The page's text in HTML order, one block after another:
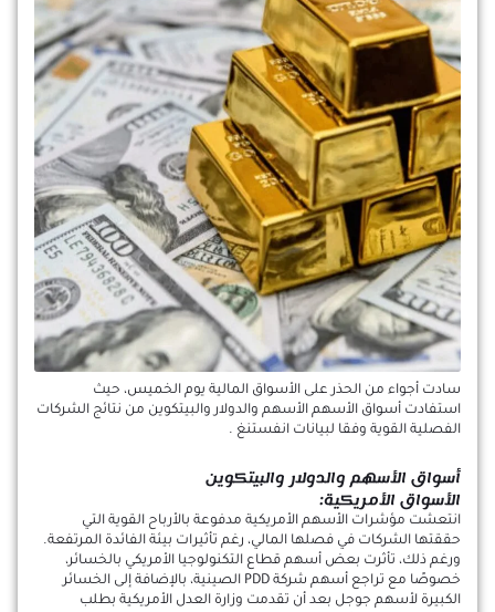
سادت أجواء من الحذر على الأسواق المالية يوم الخميس، حيث
استفادت أسواق الأسهم الأسهم والدولار والبيتكوين من نتائج الشركات
الفصلية القوية وفقا لبيانات انفستنغ .
أسواق الأسهم والدولار والبيتكوين
الأسواق الأمريكية:
انتعشت مؤشرات الأسهم الأمريكية مدفوعة بالأرباح القوية التي
حققتها الشركات في فصلها المالي، رغم تأثيرات بيئة الفائدة المرتفعة.
ورغم ذلك، تأثرت بعض أسهم قطاع التكنولوجيا الأمريكي بالخسائر،
خصوصًا مع تراجع أسهم شركة PDD الصينية، بالإضافة إلى الخسائر
الكبيرة لأسهم جوجل بعد أن تقدمت وزارة العدل الأمريكية بطلب